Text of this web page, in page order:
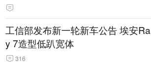
工信部发布新一轮新车公告 埃安Ra
y 7造型低趴宽体
316